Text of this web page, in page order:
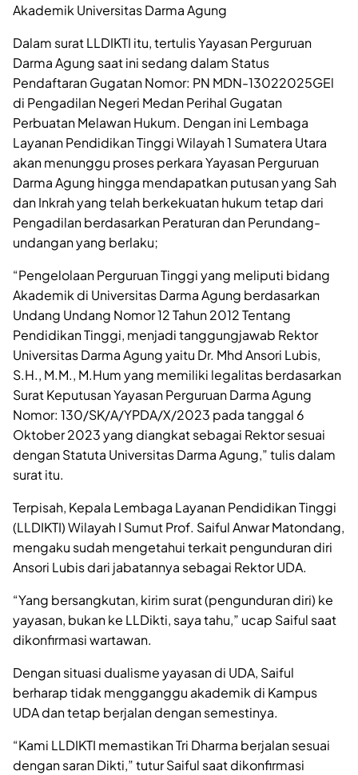
Akademik Universitas Darma Agung
Dalam surat LLDIKTI itu, tertulis Yayasan Perguruan
Darma Agung saat ini sedang dalam Status
Pendaftaran Gugatan Nomor: PN MDN-13022025GEl
di Pengadilan Negeri Medan Perihal Gugatan
Perbuatan Melawan Hukum. Dengan ini Lembaga
Layanan Pendidikan Tinggi Wilayah 1 Sumatera Utara
akan menunggu proses perkara Yayasan Perguruan
Darma Agung hingga mendapatkan putusan yang Sah
dan Inkrah yang telah berkekuatan hukum tetap dari
Pengadilan berdasarkan Peraturan dan Perundang-
undangan yang berlaku;
“Pengelolaan Perguruan Tinggi yang meliputi bidang
Akademik di Universitas Darma Agung berdasarkan
Undang Undang Nomor 12 Tahun 2012 Tentang
Pendidikan Tinggi, menjadi tanggungjawab Rektor
Universitas Darma Agung yaitu Dr. Mhd Ansori Lubis,
S.H., M.M., M.Hum yang memiliki legalitas berdasarkan
Surat Keputusan Yayasan Perguruan Darma Agung
Nomor: 130/SK/A/YPDA/X/2023 pada tanggal 6
Oktober 2023 yang diangkat sebagai Rektor sesuai
dengan Statuta Universitas Darma Agung,” tulis dalam
surat itu.
Terpisah, Kepala Lembaga Layanan Pendidikan Tinggi
(LLDIKTI) Wilayah I Sumut Prof. Saiful Anwar Matondang,
mengaku sudah mengetahui terkait pengunduran diri
Ansori Lubis dari jabatannya sebagai Rektor UDA.
“Yang bersangkutan, kirim surat (pengunduran diri) ke
yayasan, bukan ke LLDikti, saya tahu,” ucap Saiful saat
dikonfirmasi wartawan.
Dengan situasi dualisme yayasan di UDA, Saiful
berharap tidak mengganggu akademik di Kampus
UDA dan tetap berjalan dengan semestinya.
“Kami LLDIKTI memastikan Tri Dharma berjalan sesuai
dengan saran Dikti,” tutur Saiful saat dikonfirmasi